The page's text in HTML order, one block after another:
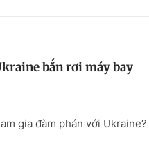
bắn rơi máy bay
gia đàm phán với Ukraine?